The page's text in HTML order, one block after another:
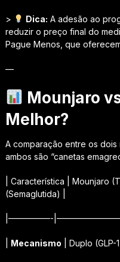
> Dica: A adesão ao
reduzir o preço final do
Pague Menos, que
—
Mounjaro
Melhor?
A comparação entre os dois
ambos são “canetas
| Característica | Mounjaro
(Semaglutida) |
|—————-
Mecanismo | Duplo (GLP-